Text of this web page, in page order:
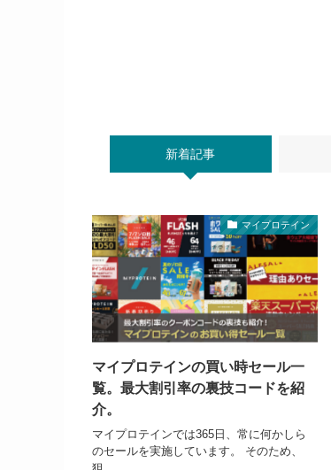
新着記事
マイプロテイン
マイプロテインの買い時セール一
覧。最大割引率の裏技コードを紹
介。
マイプロテインでは365日、常に何かしら
のセールを実施しています。 そのため、